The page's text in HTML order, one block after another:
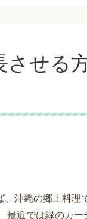
せる
、沖縄の郷土料理
最近では緑のカ